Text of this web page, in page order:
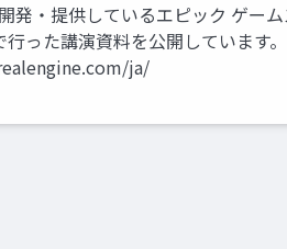
発・提供しているエピック ゲー
った講演資料を公開しています
ja/